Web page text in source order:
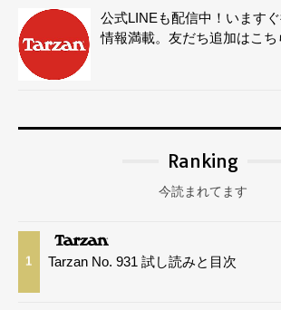
公式LINEも配信中！います
情報満載。友だち追加はこち
Ranking
今読まれてます
1 Tarzan No. 931 試し読みと目次